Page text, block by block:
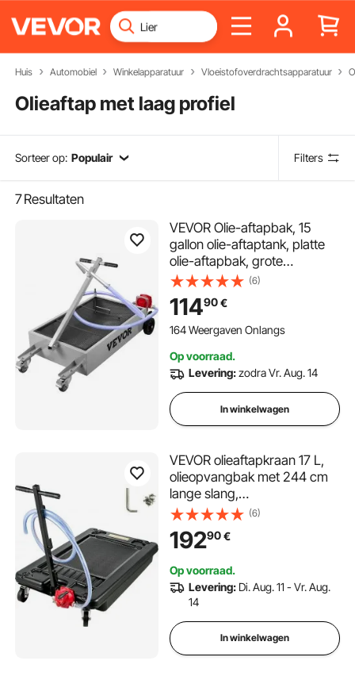
Huis Automobiel Winkelapparatuur Vloeistofoverdrachtsapparatuur
Olieaftap met laag profiel
Sorteer op: Populair Filters
7Resultaten
VEVOR Olie-aftapbak, 15
gallon olie-aftaptank, platte
olie-aftapbak, grote
olieverversingsbak,
opvouwbare handpomp, met
pomp, slang, wielen voor het
aftappen van olie in auto's,
(6)
11490€
164 Weergaven Onlangs
Op voorraad.
Levering:zodra Vr. Aug. 14
In winkelwagen
VEVOR olieaftapkraan 17 L,
olieopvangbak met 244 cm
lange slang,
olieopvanginrichting met 4
robuuste 10 cm zwenkwielen
en T-vormige lange
aftappen van olie of
antivriesolie
(6)
19290€
Op voorraad.
Levering: Di. Aug. 11 - Vr. Aug.
14
In winkelwagen